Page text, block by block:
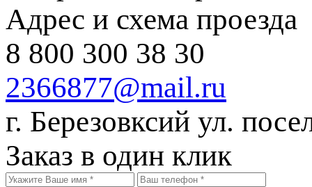
Адрес и схема проезда
8 800 300 38 30
2366877@mail.ru
г. Березовксий ул.
Заказ в один клик